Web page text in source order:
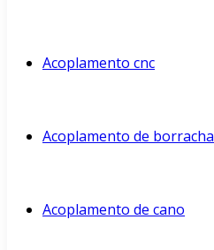
Acoplamento cnc
Acoplamento de borracha
Acoplamento de cano